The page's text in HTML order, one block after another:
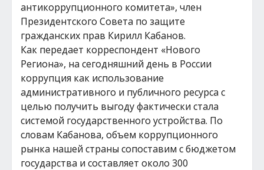
антикоррупционного комитета», член
Президентского Совета по защите
гражданских прав Кирилл Кабанов.
Как передает корреспондент «Нового
Региона», на сегодняшний день в России
коррупция как использование
административного и публичного ресурса с
целью получить выгоду фактически стала
системой государственного устройства. По
словам Кабанова, объем коррупционного
рынка нашей страны сопоставим с бюджетом
государства и составляет около 300